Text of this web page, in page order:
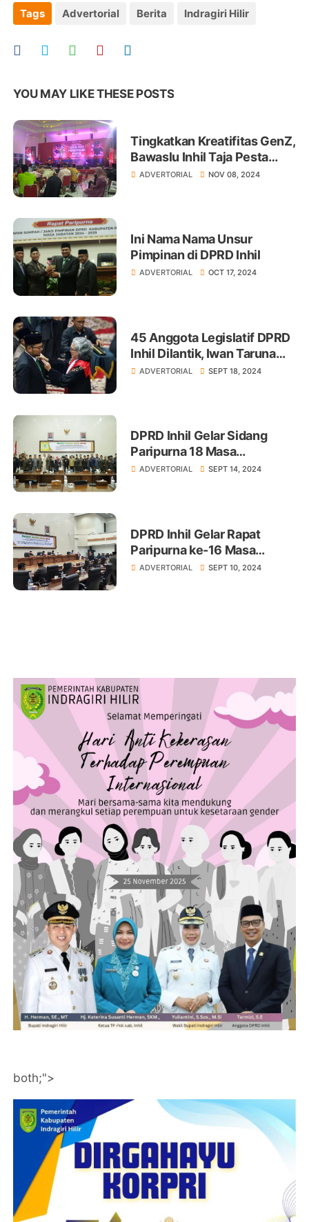
Tags Advertorial Berita Indragiri Hilir
YOU MAY LIKE THESE POSTS
Tingkatkan Kreatifitas GenZ,
Bawaslu Inhil Taja Pesta
Budaya Sosialisasi
ADVERTORIAL NOV 08, 2024
Ini Nama Nama Unsur
Pimpinan di DPRD Inhil
ADVERTORIAL OCT 17, 2024
45 Anggota Legislatif DPRD
Inhil Dilantik, Iwan Taruna
Ketua Sementara
ADVERTORIAL SEPT 18, 2024
DPRD Inhil Gelar Sidang
Paripurna 18 Masa
Persidangan II
ADVERTORIAL SEPT 14, 2024
DPRD Inhil Gelar Rapat
Paripurna ke-16 Masa
Persidangan II Tahun 2024
ADVERTORIAL SEPT 10, 2024
both;">